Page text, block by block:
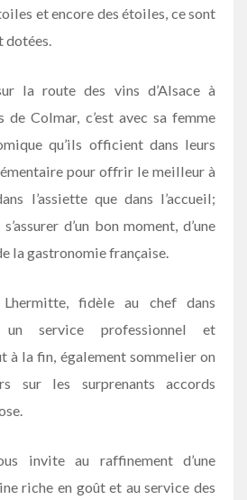
et encore des étoiles, ce sont
dotées.
la route des vins d’Alsace à
de Colmar, c’est avec sa femme
qu’ils officient dans leurs
pour offrir le meilleur à
l’assiette que dans l’accueil;
d’un bon moment, d’une
la gastronomie française.
fidèle au chef dans
un service professionnel et
à la fin, également sommelier on
sur les surprenants accords
invite au raffinement d’une
riche en goût et au service des